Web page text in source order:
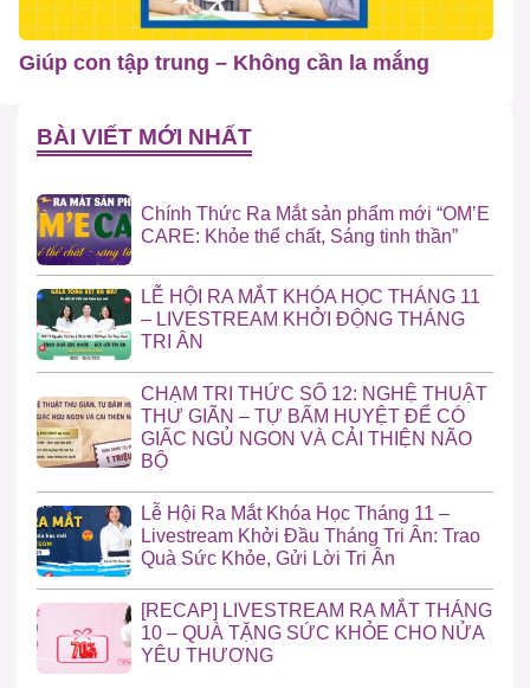
Giúp con tập trung – Không cần la mắng
BÀI VIẾT MỚI NHẤT
Chính Thức Ra Mắt sản phẩm mới “OM’E
CARE: Khỏe thể chất, Sáng tinh thần”
LỄ HỘI RA MẮT KHÓA HỌC THÁNG 11
– LIVESTREAM KHỞI ĐỘNG THÁNG
TRI ÂN
CHẠM TRI THỨC SỐ 12: NGHỆ THUẬT
THƯ GIÃN – TỰ BẤM HUYỆT ĐỂ CÓ
GIẤC NGỦ NGON VÀ CẢI THIỆN NÃO
BỘ
Lễ Hội Ra Mắt Khóa Học Tháng 11 –
Livestream Khởi Đầu Tháng Tri Ân: Trao
Quà Sức Khỏe, Gửi Lời Tri Ân
[RECAP] LIVESTREAM RA MẮT THÁNG
10 – QUÀ TẶNG SỨC KHỎE CHO NỬA
YÊU THƯƠNG